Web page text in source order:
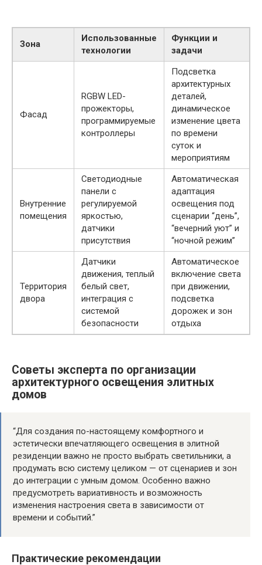
Зона
Использованные
технологии
Функции и
задачи
Фасад
RGBW LED-
прожекторы,
программируемые
контроллеры
Подсветка
архитектурных
деталей,
динамическое
изменение цвета
по времени
суток и
мероприятиям
Внутренние
помещения
Светодиодные
панели с
регулируемой
яркостью,
датчики
присутствия
Автоматическая
адаптация
освещения под
сценарии “день”,
“вечерний уют” и
“ночной режим”
Территория
двора
Датчики
движения, теплый
белый свет,
интеграция с
системой
безопасности
Автоматическое
включение света
при движении,
подсветка
дорожек и зон
отдыха
Советы эксперта по организации
архитектурного освещения элитных
домов
“Для создания по-настоящему комфортного и
эстетически впечатляющего освещения в элитной
резиденции важно не просто выбрать светильники, а
продумать всю систему целиком — от сценариев и зон
до интеграции с умным домом. Особенно важно
предусмотреть вариативность и возможность
изменения настроения света в зависимости от
времени и событий.”
Практические рекомендации